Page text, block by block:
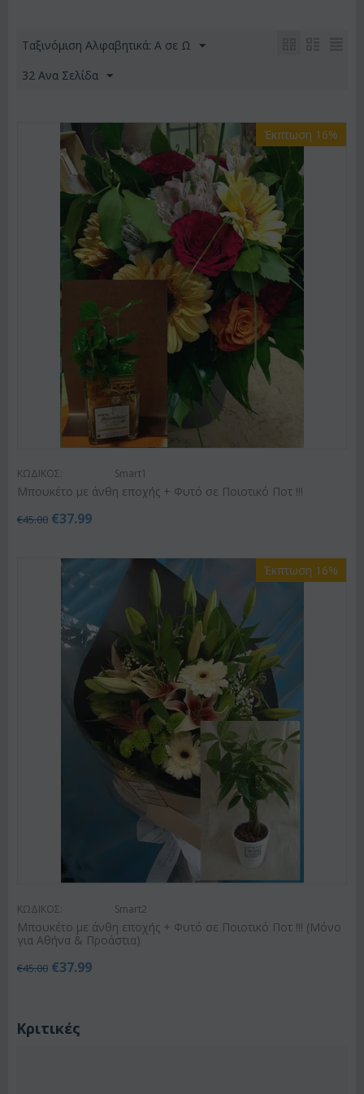
Ταξινόμιση Αλφαβητικά: A σε Ω
32 Ανα Σελίδα
Έκπτωση 16%
ΚΩΔΙΚΟΣ: Smart1
Μπουκέτο με άνθη εποχής + Φυτό σε Ποιοτικό Ποτ !!!
€45.00 €37.99
Έκπτωση 16%
ΚΩΔΙΚΟΣ: Smart2
Μπουκέτο με άνθη εποχής + Φυτό σε Ποιοτικό Ποτ !!! (Μόνο
για Αθήνα & Προάστια)
€45.00 €37.99
Κριτικές